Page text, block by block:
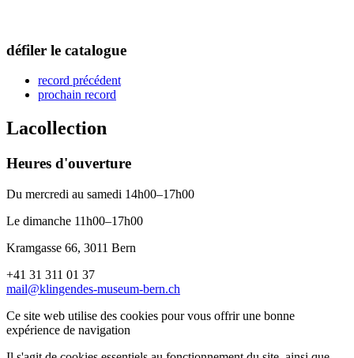
défiler le catalogue
record précédent
prochain record
Lacollection
Heures d'ouverture
Du mercredi au samedi 14h00–17h00
Le dimanche 11h00–17h00
Kramgasse 66, 3011 Bern
+41 31 311 01 37
mail@klingendes-museum-bern.ch
Ce site web utilise des cookies pour vous offrir une bonne
expérience de navigation